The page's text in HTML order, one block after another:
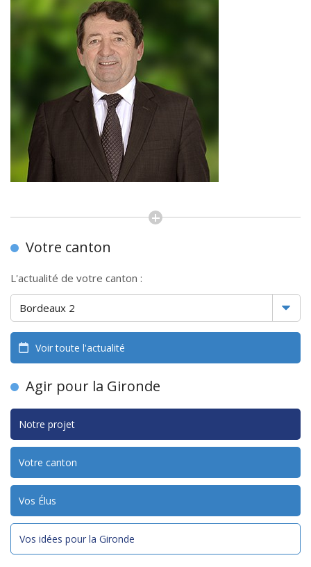
Votre canton
L'actualité de votre canton :
Voir toute l'actualité
Agir pour la Gironde
Notre projet
Votre canton
Vos Élus
Vos idées pour la Gironde